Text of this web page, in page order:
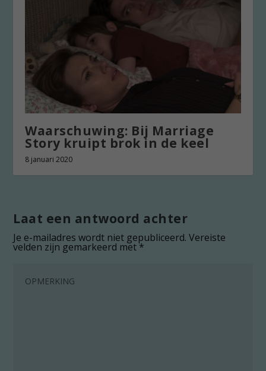
Waarschuwing: Bij Marriage
Story kruipt brok in de keel
8 januari 2020
Laat een antwoord achter
Je e-mailadres wordt niet gepubliceerd. Vereiste
velden zijn gemarkeerd met*